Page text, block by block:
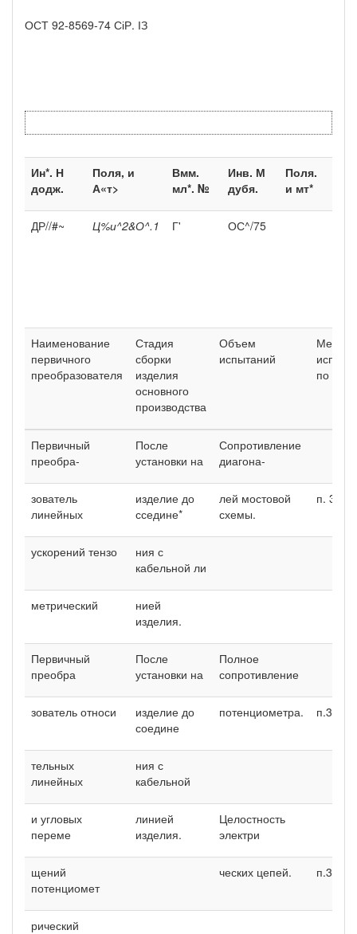
ОСТ 92-8569-74 СіР. ІЗ
Ин*. Н
додж.
Поля, и
А«т>
Вмм.
мл*. №
Инв. М
дубя.
Поля.
и мт*
ДР//#~ Ц%и^2&О^.1 Г' ОС^/75
Наименование
первичного
преобразователя
Стадия
сборки
изделия
основного
производства
Объем
испытаний
Методы
по ОСТ
Первичный
преобра-
После
установки на
Сопротивление
диагона-
зователь
линейных
изделие до
сседине*
лей мостовой
схемы.
п. 3.9.
ускорений тензо­
ния с
кабельной ли­
метрический
нией
изделия.
Первичный
преобра­
После
установки на
Полное
сопротивление
зователь относи­
изделие до
соедине­
потенциометра. п.3.13.
тельных
линейных
ния с
кабельной
и угловых
переме­
линией
изделия.
Целостность
электри­
щений
потенциомет­
ческих цепей. п.3.2.
рический